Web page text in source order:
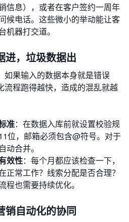
信息），或者在客户签约一周年
候电话。这些微小的举动能让客
机器打交道。
进，垃圾数据出
如果输入的数据本身就是错误
流程跑得越快，造成的混乱就越
准：在数据入库前就设置校验规
位，邮箱必须包含@符号。对于
动合并。
效性：每个月都应该检查一下，
正常工作？线索分配是否合理？
程也需要持续优化。
销自动化的协同